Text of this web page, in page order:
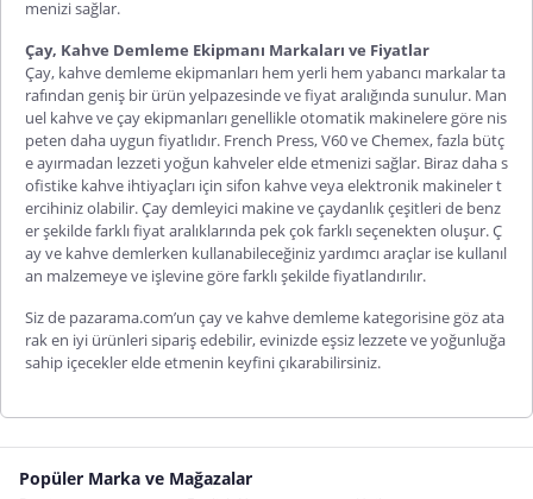
menizi sağlar.
Çay, Kahve Demleme Ekipmanı Markaları ve Fiyatlar
Çay, kahve demleme ekipmanları hem yerli hem yabancı markalar ta
rafından geniş bir ürün yelpazesinde ve fiyat aralığında sunulur. Man
uel kahve ve çay ekipmanları genellikle otomatik makinelere göre nis
peten daha uygun fiyatlıdır. French Press, V60 ve Chemex, fazla bütç
e ayırmadan lezzeti yoğun kahveler elde etmenizi sağlar. Biraz daha s
ofistike kahve ihtiyaçları için sifon kahve veya elektronik makineler t
ercihiniz olabilir. Çay demleyici makine ve çaydanlık çeşitleri de benz
er şekilde farklı fiyat aralıklarında pek çok farklı seçenekten oluşur. Ç
ay ve kahve demlerken kullanabileceğiniz yardımcı araçlar ise kullanıl
an malzemeye ve işlevine göre farklı şekilde fiyatlandırılır.
Siz de pazarama.com’un çay ve kahve demleme kategorisine göz ata
rak en iyi ürünleri sipariş edebilir, evinizde eşsiz lezzete ve yoğunluğa
sahip içecekler elde etmenin keyfini çıkarabilirsiniz.
Popüler Marka ve Mağazalar